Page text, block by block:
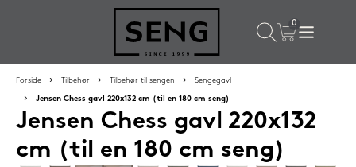
Populære valg til dig
SPAR
50%
Forside Tilbehør Tilbehør til sengen Sengegavl
Jensen Chess gavl 220x132 cm (til en 180 cm seng)
Jensen Chess gavl 220x132
cm (til en 180 cm seng)